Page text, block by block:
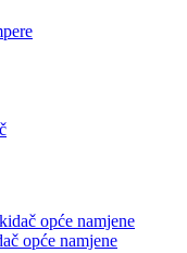
opće namjene